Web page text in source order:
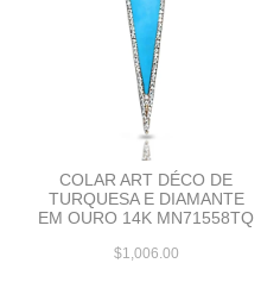
COLAR ART DÉCO DE
TURQUESA E DIAMANTE
EM OURO 14K MN71558TQ
$1,006.00